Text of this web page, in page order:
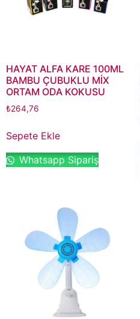
HAYAT ALFA KARE 100ML
BAMBU ÇUBUKLU MİX
ORTAM ODA KOKUSU
₺264,76
Sepete Ekle
Whatsapp Sipariş